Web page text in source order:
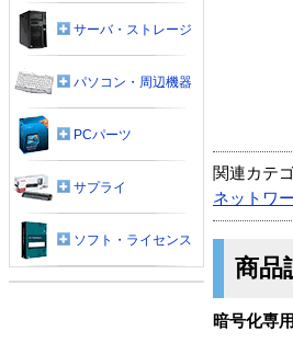
関連カテ
ネットワ
商品
暗号化専
サーバ・ストレージ
パソコン・周辺機器
PCパーツ
サプライ
ソフト・ライセンス